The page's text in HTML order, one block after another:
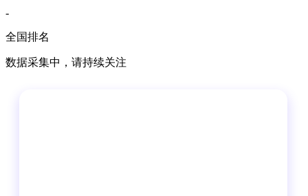
-
全国排名
数据采集中，请持续关注